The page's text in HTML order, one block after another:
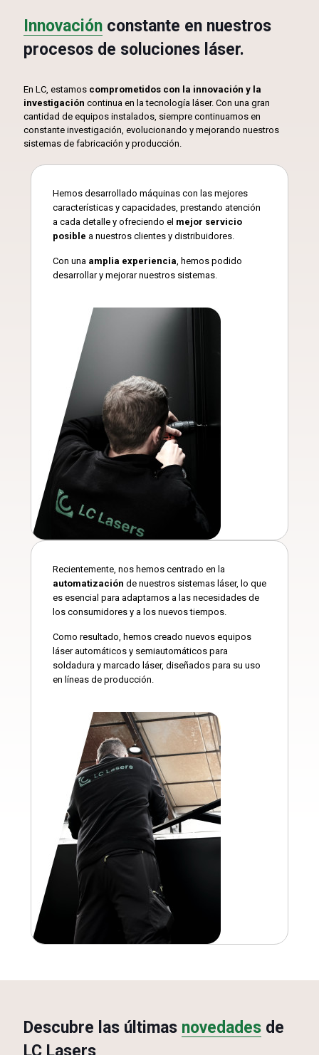
Innovación constante en nuestros
procesos de soluciones láser.
En LC, estamos comprometidos con la innovación y la
investigación continua en la tecnología láser. Con una gran
cantidad de equipos instalados, siempre continuamos en
constante investigación, evolucionando y mejorando nuestros
sistemas de fabricación y producción.
Hemos desarrollado máquinas con las mejores
características y capacidades, prestando atención
a cada detalle y ofreciendo el mejor servicio
posible a nuestros clientes y distribuidores.
Con una amplia experiencia , hemos podido
desarrollar y mejorar nuestros sistemas.
Recientemente, nos hemos centrado en la
automatización de nuestros sistemas láser, lo que
es esencial para adaptarnos a las necesidades de
los consumidores y a los nuevos tiempos.
Como resultado, hemos creado nuevos equipos
láser automáticos y semiautomáticos para
soldadura y marcado láser, diseñados para su uso
en líneas de producción.
Descubre las últimas novedades de
LC Lasers